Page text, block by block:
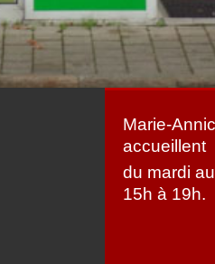
Marie-
accueillent
du mardi
15h à 19h.